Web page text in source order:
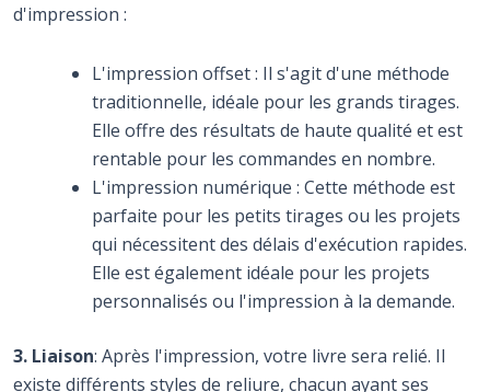
d'impression :
L'impression offset : Il s'agit d'une méthode
traditionnelle, idéale pour les grands tirages.
Elle offre des résultats de haute qualité et est
rentable pour les commandes en nombre.
L'impression numérique : Cette méthode est
parfaite pour les petits tirages ou les projets
qui nécessitent des délais d'exécution rapides.
Elle est également idéale pour les projets
personnalisés ou l'impression à la demande.
3. Liaison: Après l'impression, votre livre sera relié. Il
existe différents styles de reliure, chacun ayant ses